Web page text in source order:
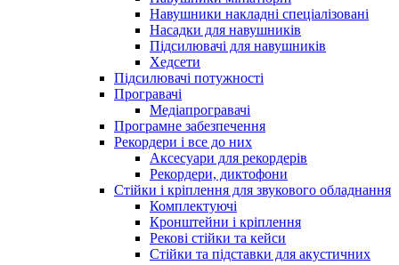
Навушники накладні спеціалізовані
Насадки для навушників
Підсилювачі для навушників
Хедсети
Підсилювачі потужності
Програвачі
Медіапрогравачі
Програмне забезпечення
Рекордери і все до них
Аксесуари для рекордерів
Рекордери, диктофони
Стійки і кріплення для звукового обладнання
Комплектуючі
Кронштейни і кріплення
Рекові стійки та кейси
Стійки та підставки для акустичних